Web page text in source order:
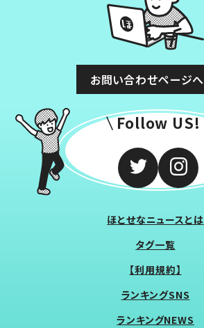
お問い合わせページへ
Follow US!
ほとせなニュースとは
タグ一覧
【利用規約】
ランキングSNS
ランキングNEWS